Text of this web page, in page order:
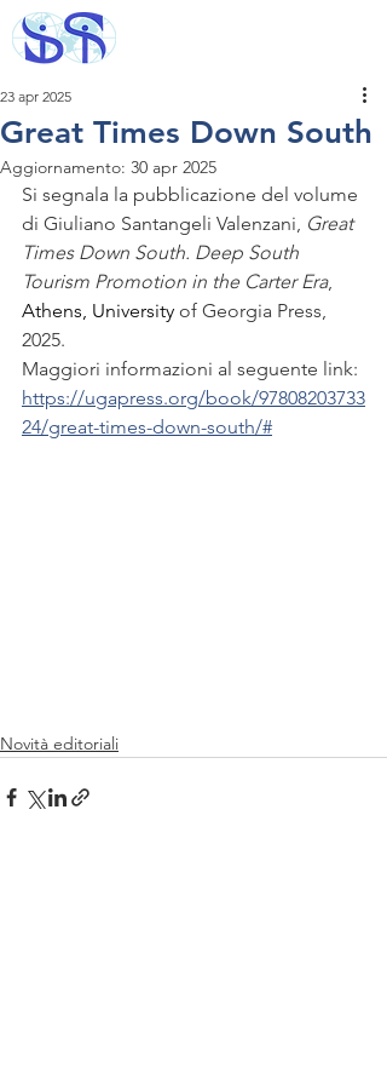
Great Times Down South
23 apr 2025
Aggiornamento: 30 apr 2025
Si segnala la pubblicazione del volume
di Giuliano Santangeli Valenzani, Great
Times Down South. Deep South
Tourism Promotion in the Carter Era,
Athens, University of Georgia Press,
2025.
Maggiori informazioni al seguente link:
https://ugapress.org/book/97808203733
24/great-times-down-south/#
Novità editoriali